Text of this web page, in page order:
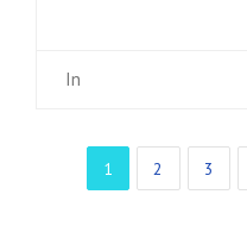
In
1 2 3